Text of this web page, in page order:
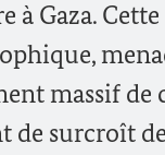
Gaza.
massif de
de surcroît